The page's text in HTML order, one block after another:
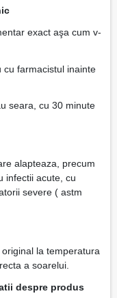
exact aşa cum v-
cu farmacistul inainte
seara, cu 30 minute
alapteaza, precum
infectii acute, cu
severe ( astm
la temperatura
a soarelui.
despre produs